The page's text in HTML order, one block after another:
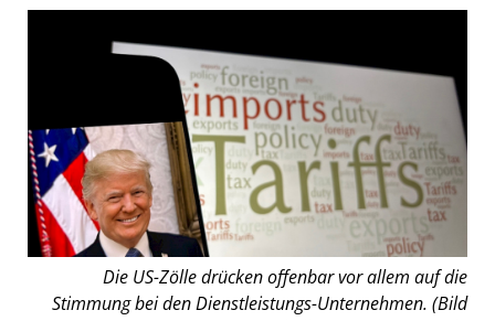
Die US-Zölle drücken offenbar vor allem auf die
Stimmung bei den Dienstleistungs-Unternehmen. (Bild